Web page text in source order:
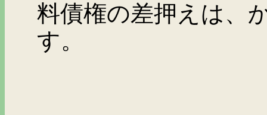
料債権の差押えは、
す。